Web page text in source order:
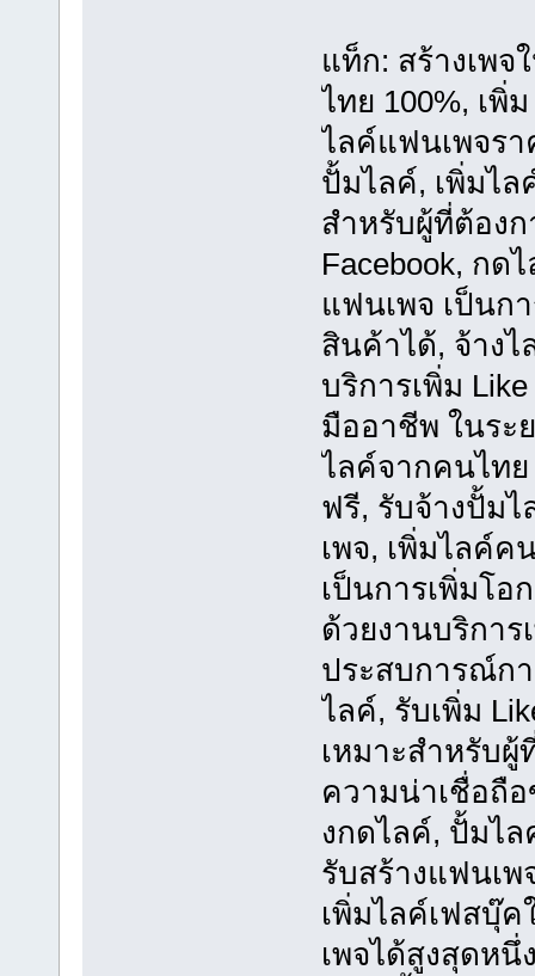
แท็ก: สร้างเพ
ไทย 100%, เพิ่
ไลค์แฟนเพจรา
ปั้มไลค์, เพิ่มไล
สำหรับผู้ที่ต้องก
Facebook, กด
แฟนเพจ เป็นก
สินค้าได้, จ้าง
บริการเพิ่ม
มืออาชีพ ในระ
ไลค์จากคนไทย
ฟรี, รับจ้างปั้ม
เพจ, เพิ่มไลค์ค
เป็นการเพิ่มโ
ด้วยงานบริกา
ประสบการณ์ก
ไลค์, รับเพิ่ม
เหมาะสำหรับผู้
ความน่าเชื่อถื
งกดไลค์, ปั้มไ
รับสร้างแฟนเ
เพิ่มไลค์เฟสบุ๊
เพจได้สูงสุดหนึ่